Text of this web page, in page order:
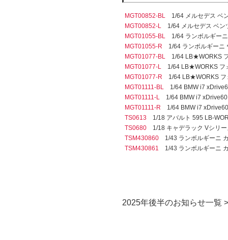
MGT00852-BL 1/64 メルセデス ベ
MGT00852-L 1/64 メルセデス ベン
MGT01055-BL 1/64 ランボルギー
MGT01055-R 1/64 ランボルギーニ
MGT01077-BL 1/64 LB★WORKS
MGT01077-L 1/64 LB★WORKS フ
MGT01077-R 1/64 LB★WORKS フ
MGT01111-BL 1/64 BMW i7
MGT01111-L 1/64 BMW i7 xDrive60
MGT01111-R 1/64 BMW i7
TS0613 1/18 アバルト 595 LB-
TS0680 1/18 キャデラック Vシリ
TSM430860 1/43 ランボルギーニ
TSM430861 1/43 ランボルギーニ
2025年後半のお知らせ一覧